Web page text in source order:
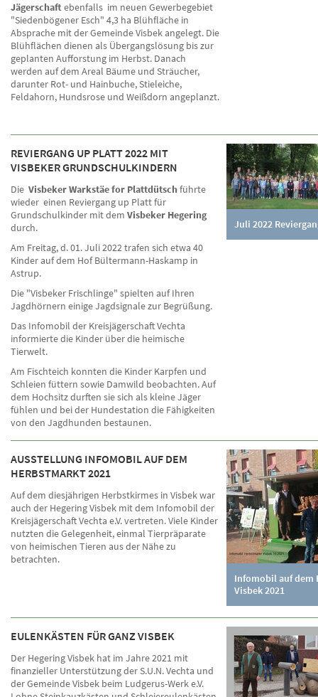
Jägerschaftebenfalls im neuen Gewerbegebiet
"Siedenbögener Esch" 4,3 ha Blühfläche in
Absprache mit der Gemeinde Visbek angelegt. Die
Blühflächen dienen als Übergangslösung bis zur
geplanten Aufforstung im Herbst. Danach
werden auf dem Areal Bäume und Sträucher,
darunter Rot- und Hainbuche, Stieleiche,
Feldahorn, Hundsrose und Weißdorn angeplanzt.
Juli 2022
REVIERGANG UP PLATT 2022 MIT
VISBEKER GRUNDSCHULKINDERN
Die Visbeker Warkstäe for Plattdütschführte
wieder einen Reviergang up Platt für
Grundschulkinder mit dem Visbeker Hegering
durch.
Am Freitag, d. 01. Juli 2022 trafen sich etwa 40
Kinder auf dem Hof Bültermann-Haskamp in
Astrup.
Die "Visbeker Frischlinge" spielten auf Ihren
Jagdhörnern einige Jagdsignale zur Begrüßung.
Das Infomobil der Kreisjägerschaft Vechta
informierte die Kinder über die heimische
Tierwelt.
Am Fischteich konnten die Kinder Karpfen und
Schleien füttern sowie Damwild beobachten. Auf
dem Hochsitz durften sie sich als kleine Jäger
fühlen und bei der Hundestation die Fähigkeiten
von den Jagdhunden bestaunen.
Infomobil auf dem
Visbek 2021
AUSSTELLUNG INFOMOBIL AUF DEM
HERBSTMARKT 2021
Auf dem diesjährigen Herbstkirmes in Visbek war
auch der Hegering Visbek mit dem Infomobil der
Kreisjägerschaft Vechta e.V. vertreten. Viele Kinder
nutzten die Gelegenheit, einmal Tierpräparate
von heimischen Tieren aus der Nähe zu
betrachten.
EULENKÄSTEN FÜR GANZ VISBEK
Der Hegering Visbek hat im Jahre 2021 mit
finanzieller Unterstützung der S.U.N. Vechta und
der Gemeinde Visbek beim Ludgerus-Werk e.V.